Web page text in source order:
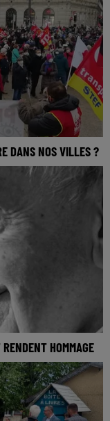
DANS NOS VILLES ?
HOMMAGE